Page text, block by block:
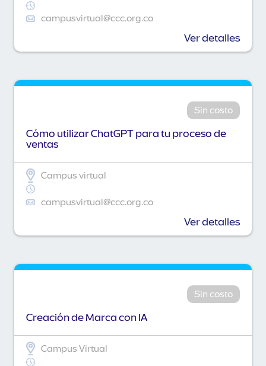
campusvirtual@ccc.org.co
Ver detalles
Sin costo
Cómo utilizar ChatGPT para tu proceso de
ventas
Campus virtual
campusvirtual@ccc.org.co
Ver detalles
Sin costo
Creación de Marca con IA
Campus Virtual